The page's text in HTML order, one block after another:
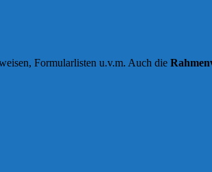
Formularlisten u.v.m. Auch die